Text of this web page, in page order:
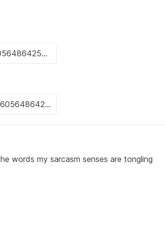
words my sarcasm senses are tongling